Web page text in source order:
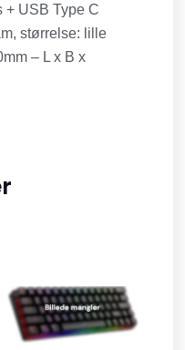
+ USB Type C
størrelse: lille
– L x B x